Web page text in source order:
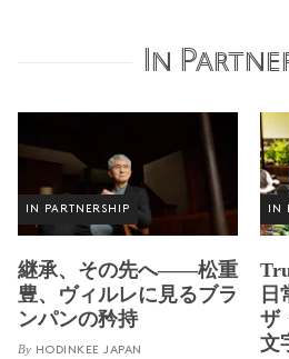
In
IN PARTNERSHIP
継承、その先へ——松重
豊、ヴィルレに見るブラ
ンパンの矜持
By HODINKEE JAPAN
IN
日
ザ
文